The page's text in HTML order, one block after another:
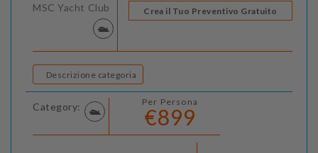
MSC Yacht Club
Crea il Tuo Preventivo Gratuito
Descrizione categoria
Category: Per Persona
€899